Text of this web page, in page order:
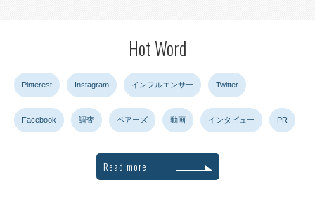
Hot Word
Pinterest Instagram インフルエンサー Twitter
Facebook 調査 ペアーズ 動画 インタビュー PR
Read more